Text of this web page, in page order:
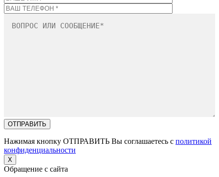
Нажимая кнопку ОТПРАВИТЬ Вы соглашаетесь с политикой
конфиденциальности
X
Обращение с сайта